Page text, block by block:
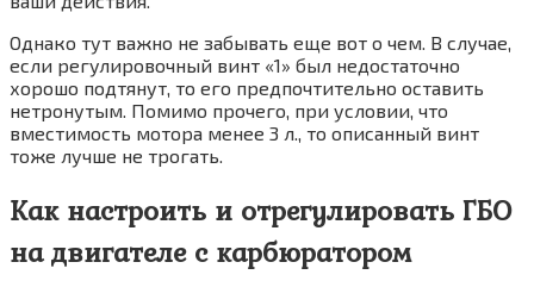
Однако тут важно не забывать еще вот о чем. В случае,
если регулировочный винт «1» был недостаточно
хорошо подтянут, то его предпочтительно оставить
нетронутым. Помимо прочего, при условии, что
вместимость мотора менее 3 л., то описанный винт
тоже лучше не трогать.
Как настроить и отрегулировать ГБО
на двигателе с карбюратором